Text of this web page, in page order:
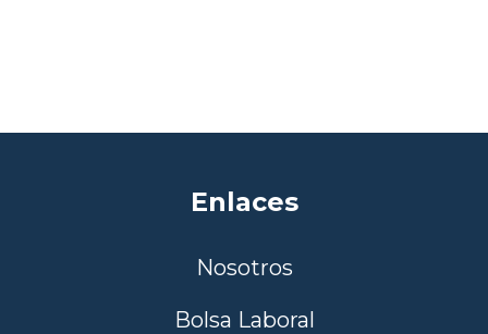
Enlaces
Nosotros
Bolsa Laboral